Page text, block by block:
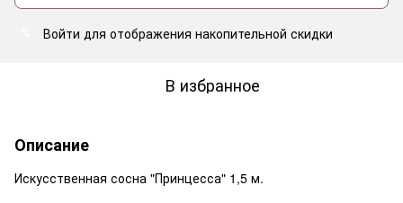
Войти для отображения накопительной скидки
В избранное
Описание
Искусственная сосна "Принцесса" 1,5 м.